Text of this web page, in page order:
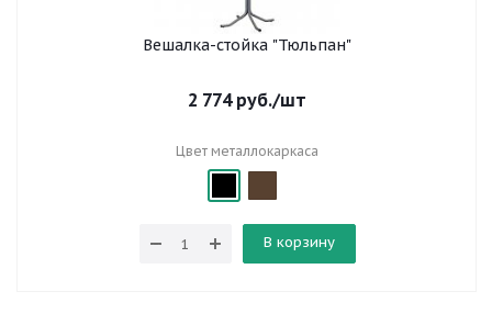
Вешалка-стойка "Тюльпан"
2 774руб./шт
Цвет металлокаркаса
В корзину